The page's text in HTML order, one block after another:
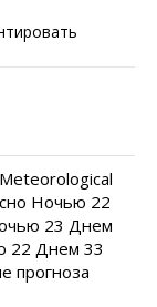
Ночью 22
23 Днем
22 Днем 33
прогноза